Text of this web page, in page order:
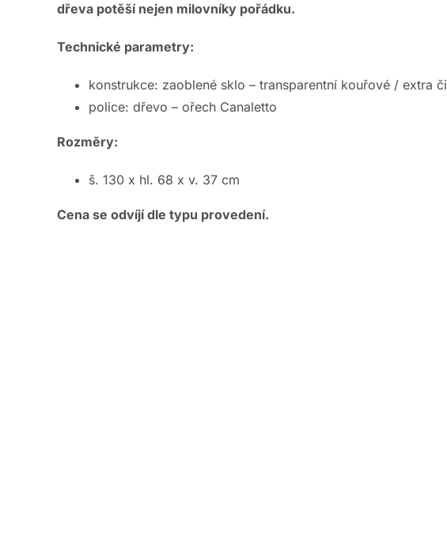
dřeva potěší nejen milovníky pořádku.
Technické parametry:
konstrukce: zaoblené sklo – transparentní kouřové / extra
police: dřevo – ořech Canaletto
Rozměry:
š. 130 x hl. 68 x v. 37 cm
Cena se odvíjí dle typu provedení.